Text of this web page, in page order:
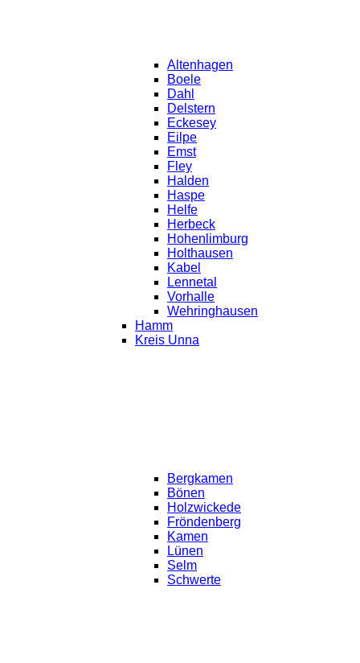
Altenhagen
Boele
Dahl
Delstern
Eckesey
Eilpe
Emst
Fley
Halden
Haspe
Helfe
Herbeck
Hohenlimburg
Holthausen
Kabel
Lennetal
Vorhalle
Wehringhausen
Hamm
Kreis Unna
Bergkamen
Bönen
Holzwickede
Fröndenberg
Kamen
Lünen
Selm
Schwerte